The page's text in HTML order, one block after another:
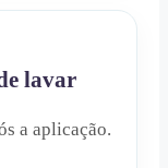
lavar
a aplicação.